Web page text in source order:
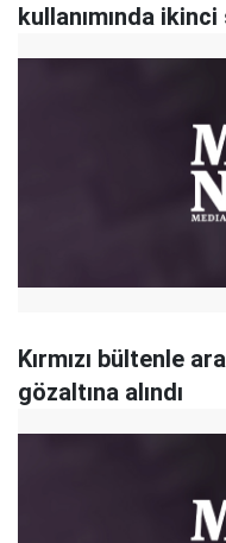
kullanımında ikinci
Kırmızı bültenle
gözaltına alındı